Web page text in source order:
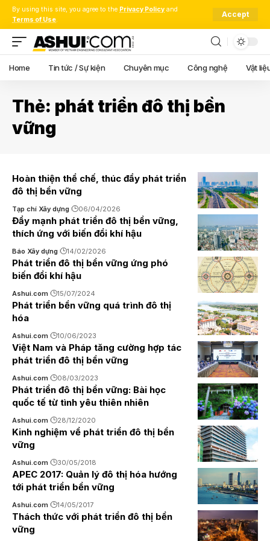
By using this site, you agree to the Privacy Policy and
Terms of Use.
Accept
Home Tin tức / Sự kiện Chuyên mục Công nghệ Vật
Thẻ: phát triển đô thị bền
vững
Hoàn thiện thể chế, thúc đẩy phát triển
đô thị bền vững
Tạp chí Xây dựng 06/04/2026
Đẩy mạnh phát triển đô thị bền vững,
thích ứng với biến đổi khí hậu
Báo Xây dựng 14/02/2026
Phát triển đô thị bền vững ứng phó
biến đổi khí hậu
Ashui.com 15/07/2024
Phát triển bền vững quá trình đô thị
hóa
Ashui.com 10/06/2023
Việt Nam và Pháp tăng cường hợp tác
phát triển đô thị bền vững
Ashui.com 08/03/2023
Phát triển đô thị bền vững: Bài học
quốc tế từ tình yêu thiên nhiên
Ashui.com 28/12/2020
Kinh nghiệm về phát triển đô thị bền
vững
Ashui.com 30/05/2018
APEC 2017: Quản lý đô thị hóa hướng
tới phát triển bền vững
Ashui.com 14/05/2017
Thách thức với phát triển đô thị bền
vững